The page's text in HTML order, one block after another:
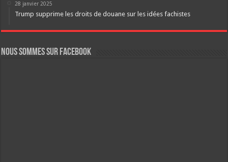
28 janvier 2025
Trump supprime les droits de douane sur les idées fachistes
Nous sommes sur FaceBook